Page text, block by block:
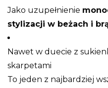
Jako uzupełnienie
stylizacji w beżach i
Nawet w duecie z
skarpetami
To jeden z najbardziej